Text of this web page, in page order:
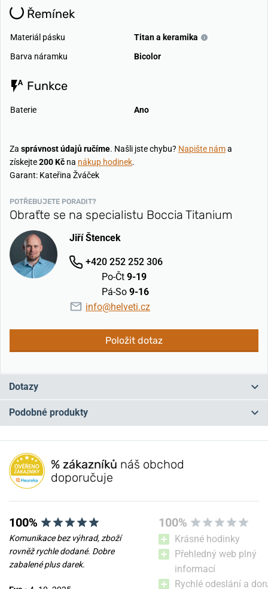
Řemínek
Materiál pásku
Titan a keramika
Barva náramku
Bicolor
Funkce
Baterie Ano
Za správnost údajů ručíme. Našli jste chybu? Napište náma
získejte200 Kč na nákup hodinek.
Garant: Kateřina Žváček
POTŘEBUJETE PORADIT?
Obraťte se na specialistu Boccia Titanium
Jiří Štencek
+420 252 252 306
Po-Čt 9-19
Pá-So 9-16
info@helveti.cz
Položit dotaz
Dotazy
Máte otázku? Zanechte nám komentář
Přidat dotaz
Podobné produkty
NA PRODEJNĚ
NA PRODEJNĚ
Boccia Titanium 3165-11
% zákazníků náš obchod
doporučuje
100%
Komunikace bez výhrad, zboží
rovněž rychle dodané. Dobre
zabalené plus darek.
100%
Krásné hodinky
Přehledný web plný
informací
Rychlé odeslání a